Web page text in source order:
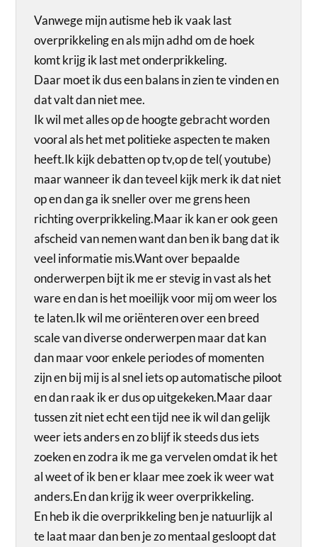
Vanwege mijn autisme heb ik vaak last
overprikkeling en als mijn adhd om de hoek
komt krijg ik last met onderprikkeling.
Daar moet ik dus een balans in zien te vinden en
dat valt dan niet mee.
Ik wil met alles op de hoogte gebracht worden
vooral als het met politieke aspecten te maken
heeft.Ik kijk debatten op tv,op de tel( youtube)
maar wanneer ik dan teveel kijk merk ik dat niet
op en dan ga ik sneller over me grens heen
richting overprikkeling.Maar ik kan er ook geen
afscheid van nemen want dan ben ik bang dat ik
veel informatie mis.Want over bepaalde
onderwerpen bijt ik me er stevig in vast als het
ware en dan is het moeilijk voor mij om weer los
te laten.Ik wil me oriënteren over een breed
scale van diverse onderwerpen maar dat kan
dan maar voor enkele periodes of momenten
zijn en bij mij is al snel iets op automatische piloot
en dan raak ik er dus op uitgekeken.Maar daar
tussen zit niet echt een tijd nee ik wil dan gelijk
weer iets anders en zo blijf ik steeds dus iets
zoeken en zodra ik me ga vervelen omdat ik het
al weet of ik ben er klaar mee zoek ik weer wat
anders.En dan krijg ik weer overprikkeling.
En heb ik die overprikkeling ben je natuurlijk al
te laat maar dan ben je zo mentaal gesloopt dat